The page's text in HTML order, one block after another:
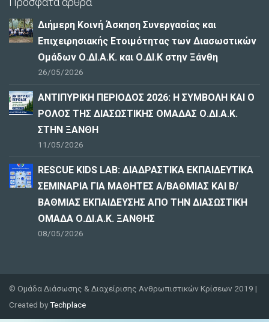
Διήμερη Κοινή Άσκηση Συνεργασίας και
Επιχειρησιακής Ετοιμότητας των Διασωστικών
Ομάδων Ο.ΔΙ.Α.Κ. και Ο.ΔΙ.Κ στην Ξάνθη
26/05/2026
ΑΝΤΙΠΥΡΙΚΗ ΠΕΡΙΟΔΟΣ 2026: Η ΣΥΜΒΟΛΗ ΚΑΙ Ο
ΡΟΛΟΣ ΤΗΣ ΔΙΑΣΩΣΤΙΚΗΣ ΟΜΑΔΑΣ Ο.ΔΙ.Α.Κ.
ΣΤΗΝ ΞΑΝΘΗ
11/05/2026
RESCUE KIDS LAB: ΔΙAΔΡΑΣΤΙΚΑ ΕΚΠΑΙΔΕΥΤΙΚΑ
ΣΕΜΙΝΑΡΙΑ ΓΙΑ ΜΑΘΗΤΕΣ Α/ΒΑΘΜΙΑΣ ΚΑΙ Β/
ΒΑΘΜΙΑΣ ΕΚΠΑΙΔΕΥΣΗΣ ΑΠΟ ΤΗΝ ΔΙΑΣΩΣΤΙΚΗ
ΟΜΑΔΑ Ο.ΔΙ.Α.Κ. ΞΑΝΘΗΣ
08/05/2026
© Ομάδα Διάσωσης & Διαχείρισης Ανθρωπιστικών Κρίσεων 2019 |
Created byTechplace